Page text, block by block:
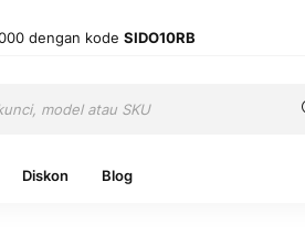
dengan kode SIDO10RB
Diskon Blog